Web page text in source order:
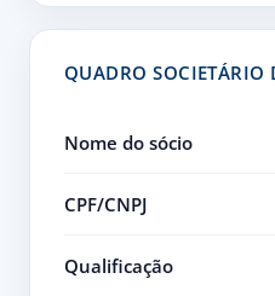
QUADRO SOCIETÁRIO
Nome do sócio
CPF/CNPJ
Qualificação